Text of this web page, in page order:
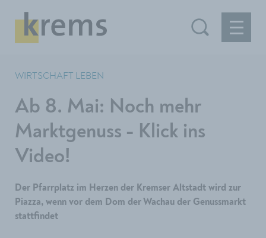
WIRTSCHAFT LEBEN
Ab 8. Mai: Noch mehr
Marktgenuss - Klick ins
Video!
Der Pfarrplatz im Herzen der Kremser Altstadt wird zur
Piazza, wenn vor dem Dom der Wachau der Genussmarkt
stattfindet